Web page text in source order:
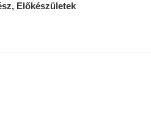
Előkészületek